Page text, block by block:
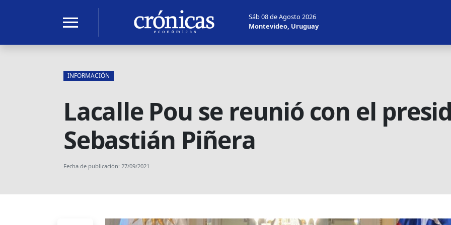
menu
Sáb 08 de Agosto 2026
Montevideo, Uruguay
INFORMACIÓN
Lacalle Pou se reunió con el
Sebastián Piñera
Fecha de publicación: 27/09/2021